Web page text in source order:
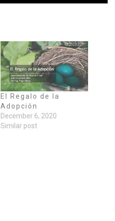
El Regalo de la
Adopción
December 6, 2020
Similar post